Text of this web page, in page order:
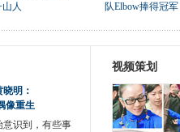
人
队Elbow捧得冠军
明：
像重生
意识到，有些事
视频策划